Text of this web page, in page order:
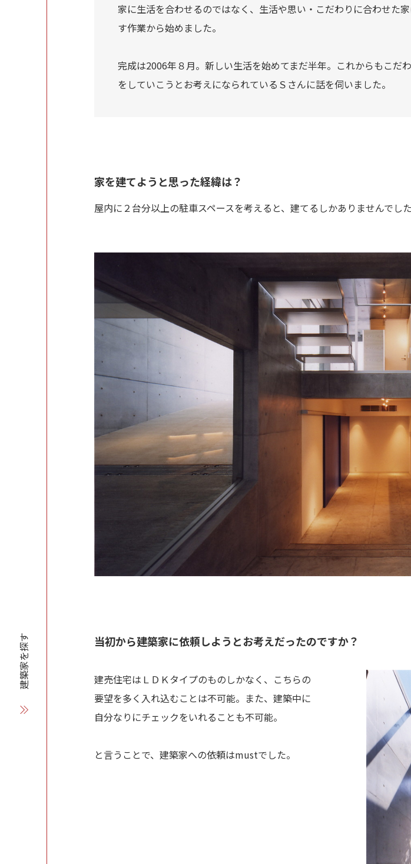
建築家を探す
家に生活を合わせるのではなく、生活や思い・こだわりに合わせた
す作業から始めました。
完成は2006年８月。新しい生活を始めてまだ半年。これからもこだ
をしていこうとお考えになられているＳさんに話を伺いました。
家を建てようと思った経緯は？
屋内に２台分以上の駐車スペースを考えると、建てるしかありませんでした
当初から建築家に依頼しようとお考えだったのですか？
建売住宅はＬＤＫタイプのものしかなく、こちらの
要望を多く入れ込むことは不可能。また、建築中に
自分なりにチェックをいれることも不可能。
と言うことで、建築家への依頼はmustでした。